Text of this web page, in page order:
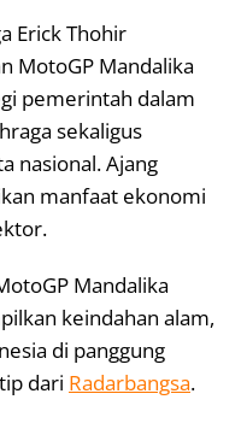
Erick Thohir
MotoGP Mandalika
pemerintah dalam
sekaligus
nasional. Ajang
manfaat ekonomi
Mandalika
keindahan alam,
di panggung
dari Radarbangsa.